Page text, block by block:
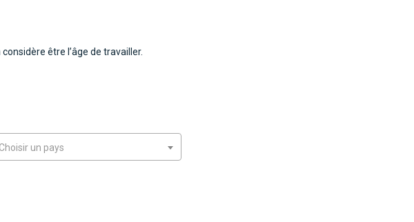
être l’âge de travailler.
Choisir un pays